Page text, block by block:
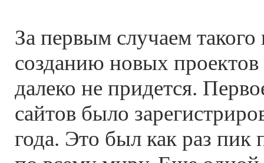
За первым случаем такого
созданию новых
далеко не придется.
сайтов было
года. Это был как раз пик